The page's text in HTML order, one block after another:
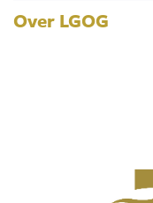
Over LGOG